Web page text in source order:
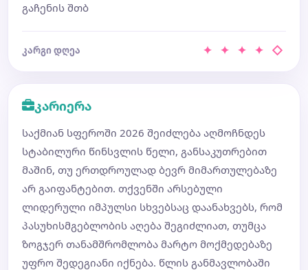
გაჩენის შთბ
კარგი დღეა ✦ ✦ ✦ ✦ ◇
კარიერა
საქმიან სფეროში 2026 შეიძლება აღმოჩნდეს
სტაბილური წინსვლის წელი, განსაკუთრებით
მაშინ, თუ ერთდროულად ბევრ მიმართულებაზე
არ გაიფანტებით. თქვენში არსებული
ლიდერული იმპულსი სხვებსაც დაანახვებს, რომ
პასუხისმგებლობის აღება შეგიძლიათ, თუმცა
ზოგჯერ თანამშრომლობა მარტო მოქმედებაზე
უფრო შედეგიანი იქნება. წლის განმავლობაში